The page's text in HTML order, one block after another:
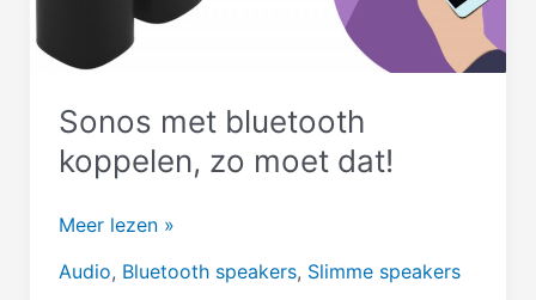
Sonos met bluetooth
koppelen, zo moet dat!
Sonos
bluetooth
Meer lezen »
Audio, Bluetooth speakers, Slimme speakers